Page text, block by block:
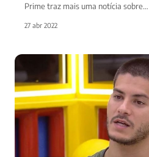
Prime traz mais uma notícia sobre…
27 abr 2022